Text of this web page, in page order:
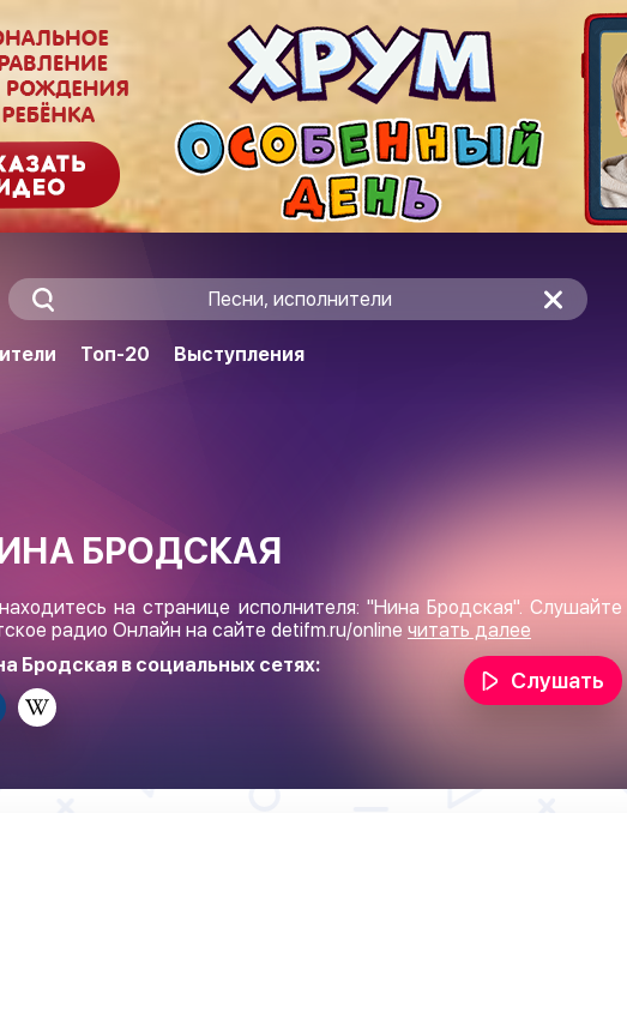
Топ-20 Выступления
Песни, исполнители
БРОДСКАЯ
на странице исполнителя: "Нина Бродская". Слушайте
радио Онлайн на сайте detifm.ru/online читать далее
Бродская в социальных сетях:
Слушать